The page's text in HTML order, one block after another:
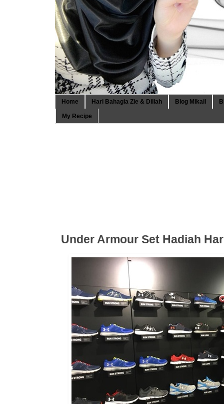
Home Hari Bahagia Zie & Dillah Blog Mikail
My Recipe
Under Armour Set Hadiah